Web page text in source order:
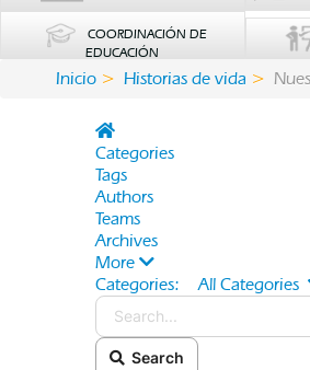
COORDINACIÓN DE
EDUCACIÓN
Inicio Historias de vida
Home
Categories
Tags
Authors
Teams
Archives
More
Categories:
All Categories
Search...
Search